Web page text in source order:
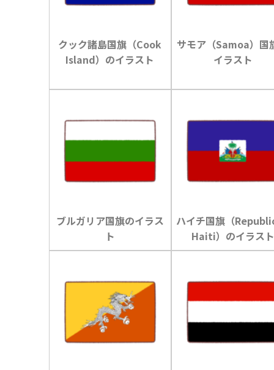
クック諸島国旗（Cook
Island）のイラスト
サモア（Samoa）国
イラスト
ブルガリア国旗のイラス
ト
ハイチ国旗（
Haiti）のイラスト